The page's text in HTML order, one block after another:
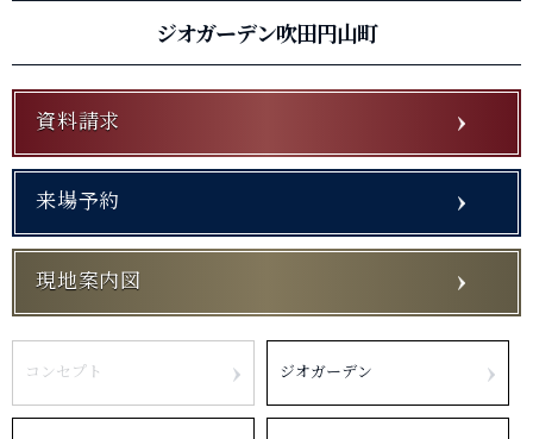
ジオガーデン吹田円山町
資料請求
来場予約
現地案内図
コンセプト ジオガーデン